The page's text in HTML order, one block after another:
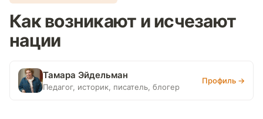
Как возникают и исчезают
нации
Тамара Эйдельман
Педагог, историк, писатель, блогер
Профиль →